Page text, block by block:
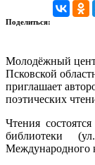
Поделиться:
Молодёжный
Псковской
приглашает
поэтических
Чтения состоятся
библиотеки
Международного